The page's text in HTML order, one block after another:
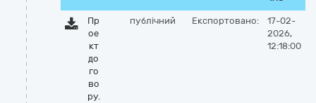
Пр
ое
кт
до
го
во
ру.
публічний Експортовано:
17-02-
2026,
12:18:00